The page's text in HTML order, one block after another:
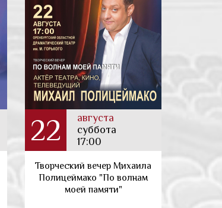
22
августа
суббота
17:00
Творческий вечер Михаила
Полицеймако "По волнам
моей памяти"